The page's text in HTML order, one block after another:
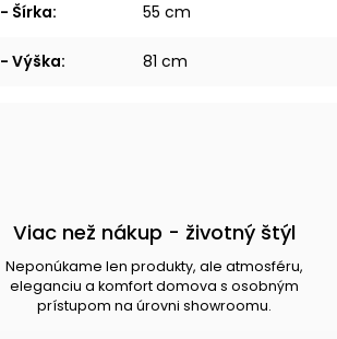
Šírka: 55 cm
Výška: 81 cm
Viac než nákup - životný štýl
Neponúkame len produkty, ale atmosféru,
eleganciu a komfort domova s osobným
prístupom na úrovni showroomu.